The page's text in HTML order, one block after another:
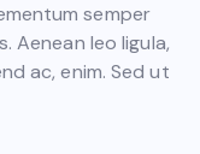
semper
Aenean leo ligula,
ac, enim. Sed ut